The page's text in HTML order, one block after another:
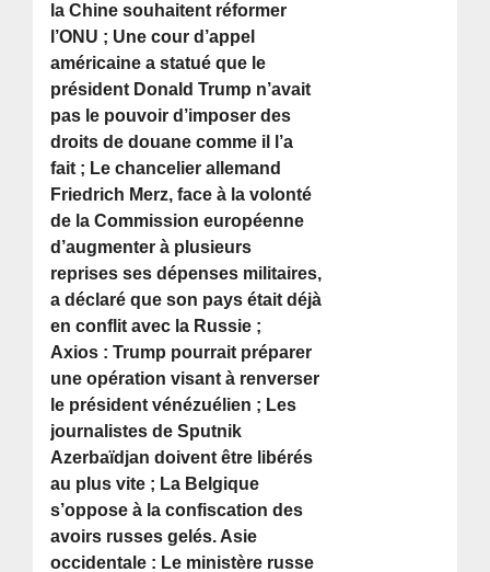
la Chine souhaitent réformer
l’ONU ; Une cour d’appel
américaine a statué que le
président Donald Trump n’avait
pas le pouvoir d’imposer des
droits de douane comme il l’a
fait ; Le chancelier allemand
Friedrich Merz, face à la volonté
de la Commission européenne
d’augmenter à plusieurs
reprises ses dépenses militaires,
a déclaré que son pays était déjà
en conflit avec la Russie ;
Axios : Trump pourrait préparer
une opération visant à renverser
le président vénézuélien ; Les
journalistes de Sputnik
Azerbaïdjan doivent être libérés
au plus vite ; La Belgique
s’oppose à la confiscation des
avoirs russes gelés. Asie
occidentale : Le ministère russe